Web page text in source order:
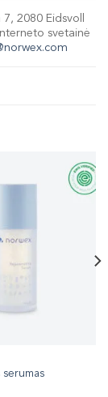
2080 Eidsvoll
svetainė
serumas